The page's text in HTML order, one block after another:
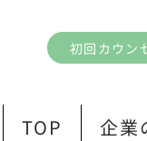
初回カウン
TOP 企業